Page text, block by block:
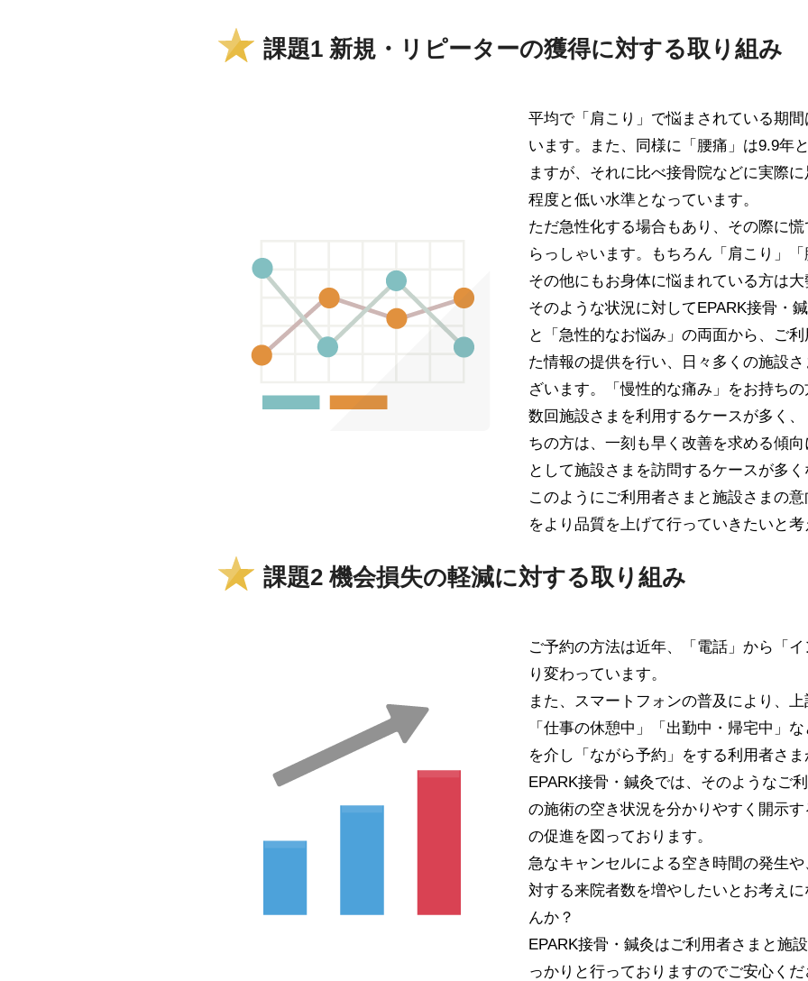
課題1 新規・リピーターの獲得に対する取り組み
平均で「肩こり」で悩まされている期
います。また、同様に「腰痛」は9.9年
ますが、それに比べ接骨院などに実際
程度と低い水準となっています。
ただ急性化する場合もあり、その際に
らっしゃいます。もちろん「肩こり」
その他にもお身体に悩まれている方は
そのような状況に対してEPARK接骨・
と「急性的なお悩み」の両面から、ご
た情報の提供を行い、日々多くの施設
ざいます。「慢性的な痛み」をお持ち
数回施設さまを利用するケースが多く
ちの方は、一刻も早く改善を求める傾
として施設さまを訪問するケースが多
このようにご利用者さまと施設さまの
をより品質を上げて行っていきたいと
課題2 機会損失の軽減に対する取り組み
ご予約の方法は近年、「電話」から「
り変わっています。
また、スマートフォンの普及により、
「仕事の休憩中」「出勤中・帰宅中」
を介し「ながら予約」をする利用者さ
EPARK接骨・鍼灸では、そのようなご
の施術の空き状況を分かりやすく開示
の促進を図っております。
急なキャンセルによる空き時間の発生
対する来院者数を増やしたいとお考え
んか？
EPARK接骨・鍼灸はご利用者さまと施
っかりと行っておりますのでご安心く